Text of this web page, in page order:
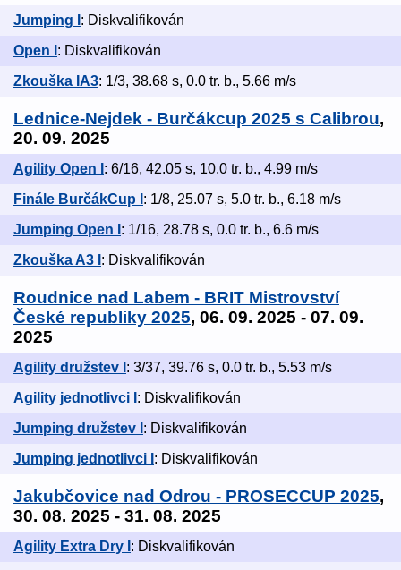
Jumping I : Diskvalifikován
Open I : Diskvalifikován
Zkouška IA3: 1/3, 38.68 s, 0.0 tr. b., 5.66 m/s
Lednice-Nejdek - Burčákcup 2025 s Calibrou,
20. 09. 2025
Agility Open I : 6/16, 42.05 s, 10.0 tr. b., 4.99 m/s
Finále BurčákCup I : 1/8, 25.07 s, 5.0 tr. b., 6.18 m/s
Jumping Open I : 1/16, 28.78 s, 0.0 tr. b., 6.6 m/s
Zkouška A3 I : Diskvalifikován
Roudnice nad Labem - BRIT Mistrovství
České republiky 2025, 06. 09. 2025 - 07. 09.
2025
Agility družstev I : 3/37, 39.76 s, 0.0 tr. b., 5.53 m/s
Agility jednotlivci I : Diskvalifikován
Jumping družstev I : Diskvalifikován
Jumping jednotlivci I : Diskvalifikován
Jakubčovice nad Odrou - PROSECCUP 2025,
30. 08. 2025 - 31. 08. 2025
Agility Extra Dry I : Diskvalifikován